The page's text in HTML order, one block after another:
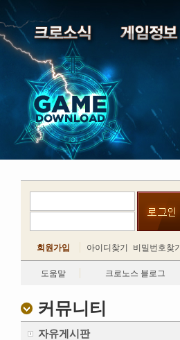
회원가입 아이디찾기 비밀번호찾기
도움말 크로노스 블로그
커뮤니티
자유게시판